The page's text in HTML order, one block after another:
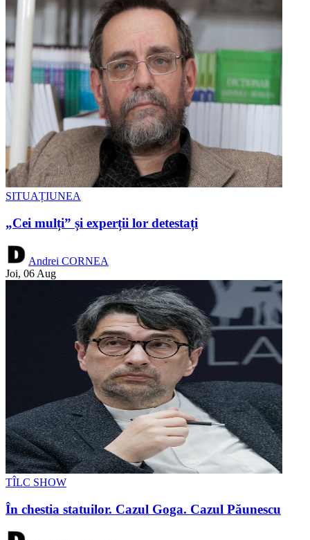
SITUAȚIUNEA
„Cei mulți” și experții lor detestați
Andrei CORNEA
Joi, 06 Aug
TÎLC SHOW
În chestia statuilor. Cazul Goga. Cazul Păunescu